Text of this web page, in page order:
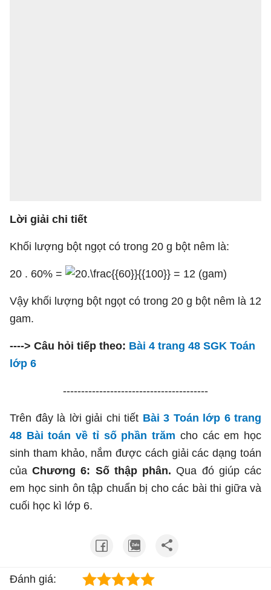
Lời giải chi tiết
Khối lượng bột ngọt có trong 20 g bột nêm là:
20 . 60% = = 12 (gam)
Vậy khối lượng bột ngọt có trong 20 g bột nêm là 12
gam.
----> Câu hỏi tiếp theo: Bài 4 trang 48 SGK Toán
lớp 6
----------------------------------------
Trên đây là lời giải chi tiết Bài 3 Toán lớp 6 trang
48 Bài toán về tỉ số phần trăm cho các em học
sinh tham khảo, nắm được cách giải các dạng toán
củaChương 6: Số thập phân. Qua đó giúp các
em học sinh ôn tập chuẩn bị cho các bài thi giữa và
cuối học kì lớp 6.
Đánh giá: